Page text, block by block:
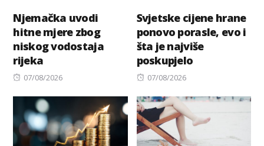
Njemačka uvodi
hitne mjere zbog
niskog vodostaja
rijeka
Posted
07/08/2026
Svjetske cijene hrane
ponovo porasle, evo i
šta je najviše
poskupjelo
Posted
07/08/2026